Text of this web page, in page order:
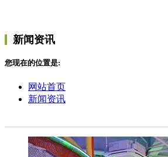
新闻资讯
您现在的位置是:
网站首页
新闻资讯